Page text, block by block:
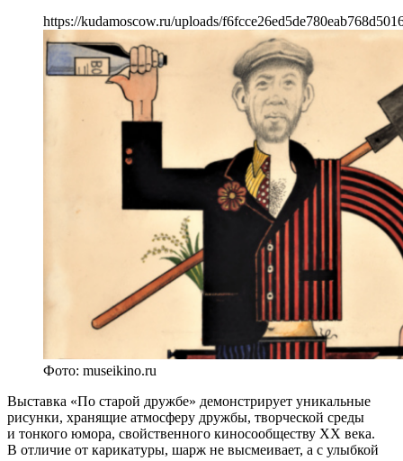
https://kudamoscow.ru/uploads/
Фото: museikino.ru
Выставка «По старой дружбе» демонстрирует уникальные
рисунки, хранящие атмосферу дружбы, творческой среды
и тонкого юмора, свойственного киносообществу XX века.
В отличие от карикатуры, шарж не высмеивает, а с улыбкой